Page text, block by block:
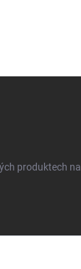
produktech na